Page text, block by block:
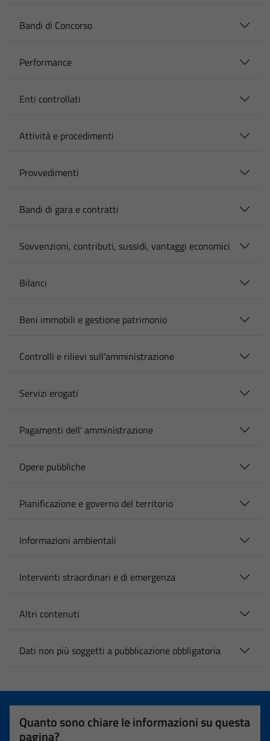
Bandi di Concorso
Performance
Enti controllati
Attività e procedimenti
Provvedimenti
Bandi di gara e contratti
Sovvenzioni, contributi, sussidi, vantaggi economici
Bilanci
Beni immobili e gestione patrimonio
Controlli e rilievi sull'amministrazione
Servizi erogati
Pagamenti dell' amministrazione
Opere pubbliche
Pianificazione e governo del territorio
Informazioni ambientali
Interventi straordinari e di emergenza
Altri contenuti
Dati non più soggetti a pubblicazione obbligatoria
Quanto sono chiare le informazioni su questa
pagina?